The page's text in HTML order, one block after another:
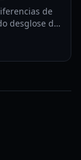
de
desglose de